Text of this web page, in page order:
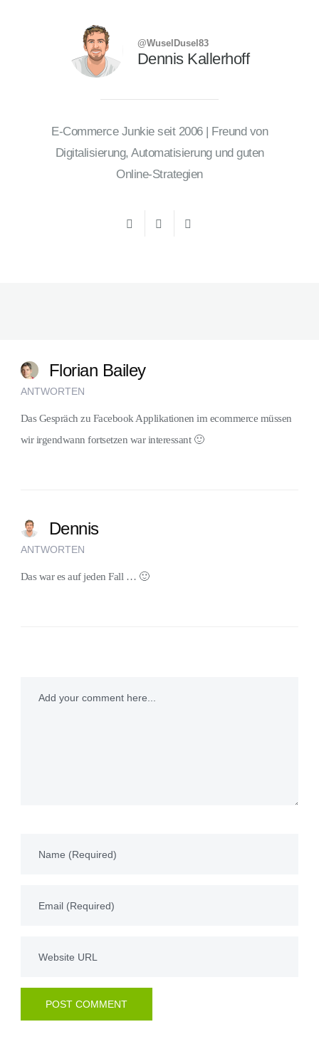
@WuselDusel83
Dennis Kallerhoff
E-Commerce Junkie seit 2006 | Freund von
Digitalisierung, Automatisierung und guten
Online-Strategien
Florian Bailey
ANTWORTEN
Das Gespräch zu Facebook Applikationen im ecommerce müssen
wir irgendwann fortsetzen war interessant 🙂
Dennis
ANTWORTEN
Das war es auf jeden Fall … 🙂